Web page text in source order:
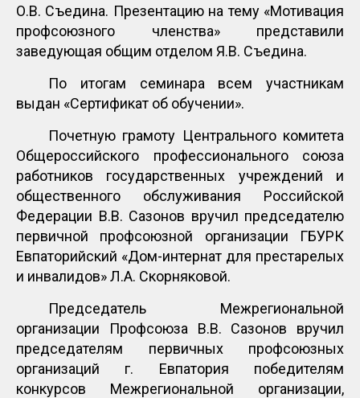
О.В. Съедина. Презентацию на тему «Мотивация
профсоюзного членства» представили
заведующая общим отделом Я.В. Съедина.
По итогам семинара всем участникам
выдан «Сертификат об обучении».
Почетную грамоту Центрального комитета
Общероссийского профессионального союза
работников государственных учреждений и
общественного обслуживания Российской
Федерации В.В. Сазонов вручил председателю
первичной профсоюзной организации ГБУРК
Евпаторийский «Дом-интернат для престарелых
и инвалидов» Л.А. Скорняковой.
Председатель Межрегиональной
организации Профсоюза В.В. Сазонов вручил
председателям первичных профсоюзных
организаций г. Евпатория победителям
конкурсов Межрегиональной организации,